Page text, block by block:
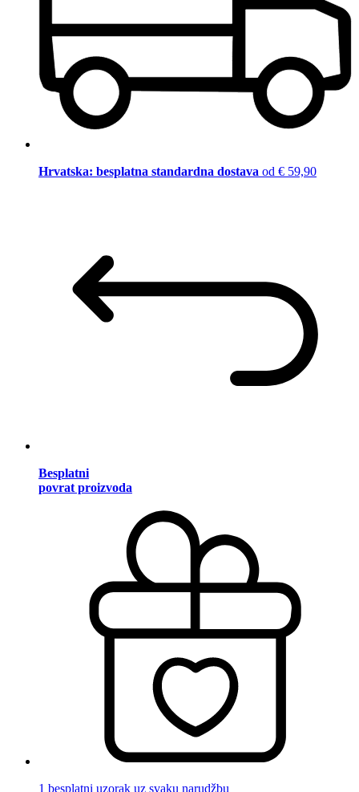
Hrvatska: besplatna standardna dostava od € 59,90
Besplatni
povrat proizvoda
1 besplatni uzorak uz svaku narudžbu